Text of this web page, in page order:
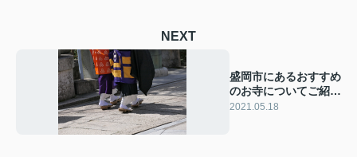
NEXT
盛岡市にあるおすすめ
のお寺についてご紹介
します！
2021.05.18